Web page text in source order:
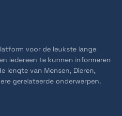
voor de leukste lange
iedereen te kunnen informeren
lengte van Mensen, Dieren,
gerelateerde onderwerpen.